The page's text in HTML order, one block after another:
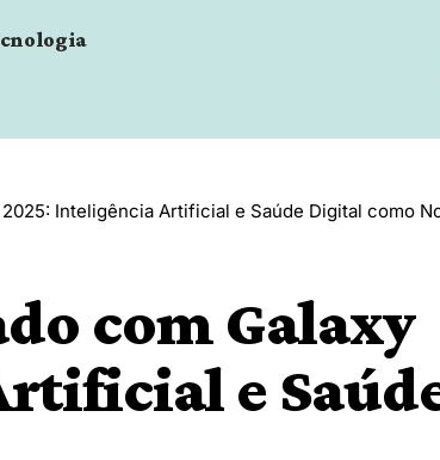
Inteligência Artificial e Saúde Digital como
com Galaxy
e